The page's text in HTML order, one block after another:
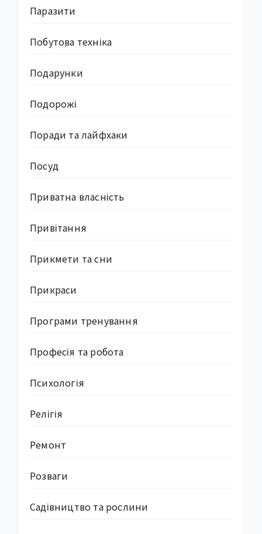
Паразити
Побутова техніка
Подарунки
Подорожі
Поради та лайфхаки
Посуд
Приватна власність
Привітання
Прикмети та сни
Прикраси
Програми тренування
Професія та робота
Психологія
Релігія
Ремонт
Розваги
Садівництво та рослини